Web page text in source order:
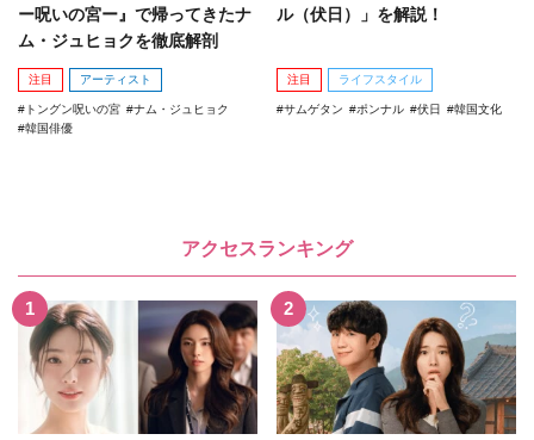
ー呪いの宮ー』で帰ってきたナ
ム・ジュヒョクを徹底解剖
注目 アーティスト
トングン呪いの宮
ナム・ジュヒョク
韓国俳優
ル（伏日）」を解説！
注目 ライフスタイル
サムゲタン ポンナル 伏日 韓国文化
アクセスランキング